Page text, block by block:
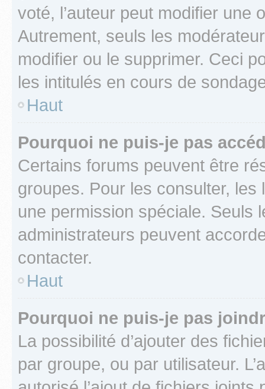
voté, l’auteur peut modifier une
Autrement, seuls les
modifier ou le supprimer. Ceci
les intitulés en cours de
Haut
Pourquoi ne puis-je pas
Certains forums peuvent être
groupes. Pour les consulter,
une permission spéciale. Seuls
administrateurs peuvent
contacter.
Haut
Pourquoi ne puis-je pas
La possibilité d’ajouter des
par groupe, ou par utilisateur.